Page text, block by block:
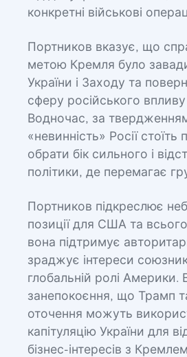
конкретні військові
Портников вказує, що
метою Кремля було
України і Заходу та
сферу російського
Водночас, за
«невинність» Росії стоїть
обрати бік сильного і
політики, де перемагає
Портников підкреслює
позиції для США та
вона підтримує
зраджує інтереси
глобальній ролі Америки.
занепокоєння, що Трамп
оточення можуть
капітуляцію України для
бізнес-інтересів з